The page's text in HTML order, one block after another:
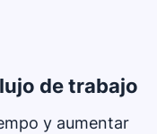
de trabajo
y aumentar